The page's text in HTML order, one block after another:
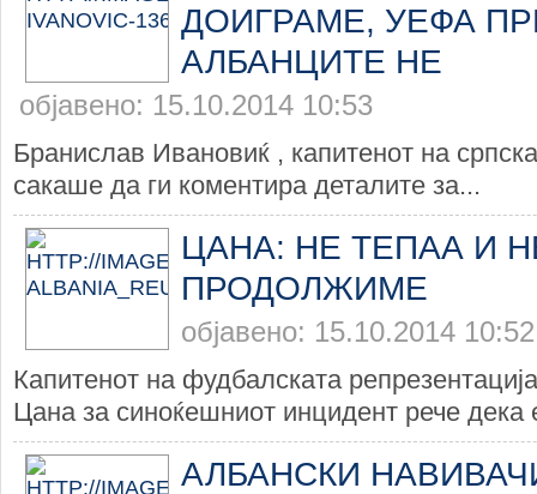
ДОИГРАМЕ, УЕФА
АЛБАНЦИТЕ НЕ
објавено: 15.10.2014 10:53
Бранислав Ивановиќ , капитенот на
сакаше да ги коментира деталите за...
ЦАНА: НЕ ТЕПАА И
ПРОДОЛЖИМЕ
објавено: 15.10.2014 10:52
Капитенот на фудбалската
Цана за синоќешниот инцидент рече дека
АЛБАНСКИ